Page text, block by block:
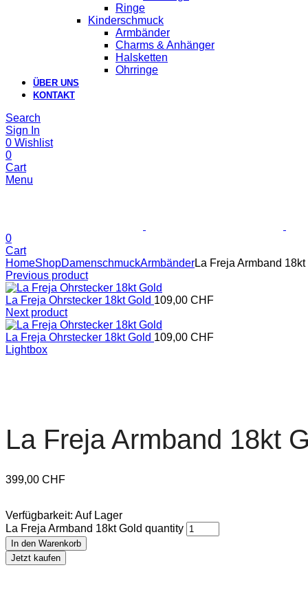
Ringe
Kinderschmuck
Armbänder
Charms & Anhänger
Halsketten
Ohrringe
ÜBER UNS
KONTAKT
Search
Sign In
0 Wishlist
0
Cart
Menu
0
Cart
HomeShopDamenschmuckArmbänderLa Freja Armband
Previous product
La Freja Ohrstecker 18kt Gold 109,00 CHF
Next product
La Freja Ohrstecker 18kt Gold 109,00 CHF
Lightbox
La Freja Armband 18kt
399,00 CHF
Verfügbarkeit: Auf Lager
La Freja Armband 18kt Gold quantity
In den Warenkorb
Jetzt kaufen